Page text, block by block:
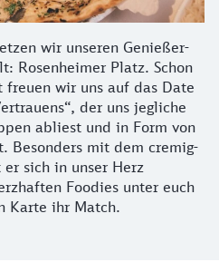
wir unseren Genießer-
Rosenheimer Platz. Schon
wir uns auf das Date
der uns jegliche
abliest und in Form von
Besonders mit dem cremig-
er sich in unser Herz
Foodies unter euch
Karte ihr Match.